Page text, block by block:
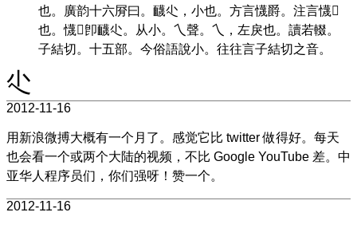
也。廣韵十六㞕曰。䩏尐，小也。方言懱爵。注言懱𢧵
也。懱𢧵卽䩏尐。从小。乀聲。乀，左戾也。讀若輟。
子結切。十五部。今俗語說小。往往言子結切之音。
尐
2012-11-16
用新浪微搏大概有一个月了。感觉它比 twitter 做得好。每天
也会看一个或两个大陆的视频，不比 Google YouTube 差。中
亚华人程序员们，你们强呀！赞一个。
2012-11-16